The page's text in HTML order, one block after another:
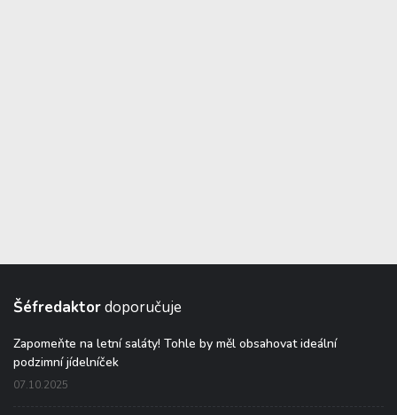
Šéfredaktordoporučuje
Zapomeňte na letní saláty! Tohle by měl obsahovat ideální
podzimní jídelníček
07.10.2025